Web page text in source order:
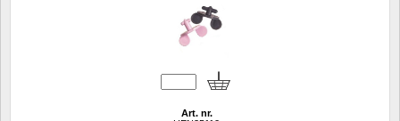
Art. nr.